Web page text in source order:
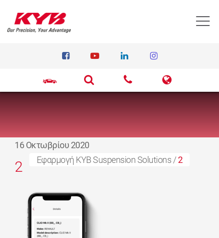
Εφαρμογή KYB Suspension Solutions /2
16 Οκτωβρίου 2020
2